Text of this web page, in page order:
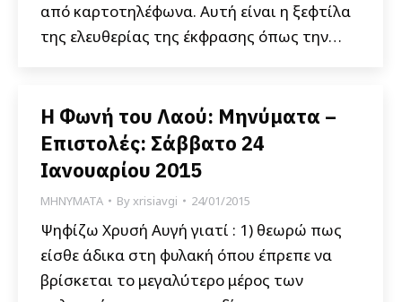
από καρτοτηλέφωνα. Αυτή είναι η ξεφτίλα
της ελευθερίας της έκφρασης όπως την…
Η Φωνή του Λαού: Μηνύματα –
Επιστολές: Σάββατο 24
Ιανουαρίου 2015
ΜΗΝΥΜΑΤΑ Byxrisiavgi 24/01/2015
Ψηφίζω Χρυσή Αυγή γιατί : 1) θεωρώ πως
είσθε άδικα στη φυλακή όπου έπρεπε να
βρίσκεται το μεγαλύτερο μέρος των